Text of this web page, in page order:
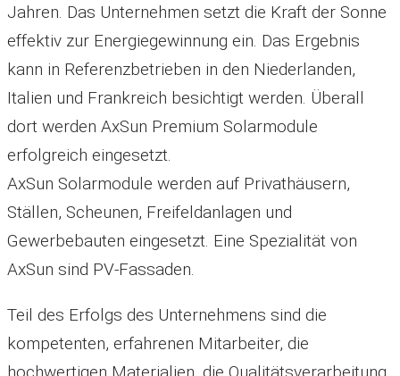
Jahren. Das Unternehmen setzt die Kraft der Sonne
effektiv zur Energiegewinnung ein. Das Ergebnis
kann in Referenzbetrieben in den Niederlanden,
Italien und Frankreich besichtigt werden. Überall
dort werden AxSun Premium Solarmodule
erfolgreich eingesetzt.
AxSun Solarmodule werden auf Privathäusern,
Ställen, Scheunen, Freifeldanlagen und
Gewerbebauten eingesetzt. Eine Spezialität von
AxSun sind PV-Fassaden.
Teil des Erfolgs des Unternehmens sind die
kompetenten, erfahrenen Mitarbeiter, die
hochwertigen Materialien, die Qualitätsverarbeitung